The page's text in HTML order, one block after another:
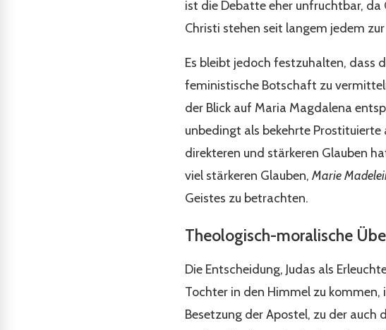
ist die Debatte eher unfruchtbar, da
Christi stehen seit langem jedem
Es bleibt jedoch festzuhalten, dass
feministische Botschaft zu
der Blick auf Maria Magdalena
unbedingt als bekehrte Prostituierte
direkteren und stärkeren Glauben
viel stärkeren Glauben, Marie
Geistes zu betrachten.
Theologisch-moralische
Die Entscheidung, Judas als
Tochter in den Himmel zu
Besetzung der Apostel, zu der auch